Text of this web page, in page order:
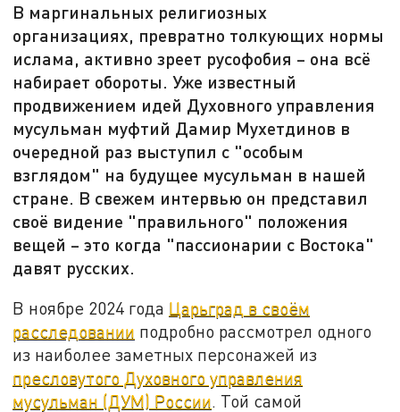
В маргинальных религиозных
организациях, превратно толкующих нормы
ислама, активно зреет русофобия – она всё
набирает обороты. Уже известный
продвижением идей Духовного управления
мусульман муфтий Дамир Мухетдинов в
очередной раз выступил с "особым
взглядом" на будущее мусульман в нашей
стране. В свежем интервью он представил
своё видение "правильного" положения
вещей – это когда "пассионарии с Востока"
давят русских.
В ноябре 2024 года Царьград в своём
расследовании подробно рассмотрел одного
из наиболее заметных персонажей из
пресловутого Духовного управления
мусульман (ДУМ) России. Той самой